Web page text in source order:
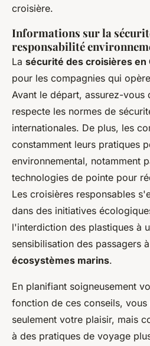
croisière.
Informations sur la
responsabilité
La sécurité des croisières en
pour les compagnies qui
Avant le départ, assurez-vous
respecte les normes de
internationales. De plus, les
constamment leurs pratiques
environnemental, notamment
technologies de pointe pour
Les croisières responsables
dans des initiatives
l'interdiction des plastiques à
sensibilisation des passagers
écosystèmes marins.
En planifiant soigneusement
fonction de ces conseils,
seulement votre plaisir, mais
à des pratiques de voyage